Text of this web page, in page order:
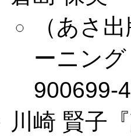
（あさ
ーニン
900699-
川崎 賢子